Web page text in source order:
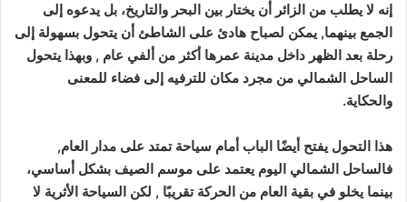
إنه لا يطلب من الزائر أن يختار بين البحر والتاريخ، بل يدعوه إلى
الجمع بينهما, يمكن لصباح هادئ على الشاطئ أن يتحول بسهولة إلى
رحلة بعد الظهر داخل مدينة عمرها أكثر من ألفي عام , وبهذا يتحول
الساحل الشمالي من مجرد مكان للترفيه إلى فضاء للمعنى
والحكاية.
هذا التحول يفتح أيضًا الباب أمام سياحة تمتد على مدار العام,
فالساحل الشمالي اليوم يعتمد على موسم الصيف بشكل أساسي،
بينما يخلو في بقية العام من الحركة تقريبًا , لكن السياحة الأثرية لا